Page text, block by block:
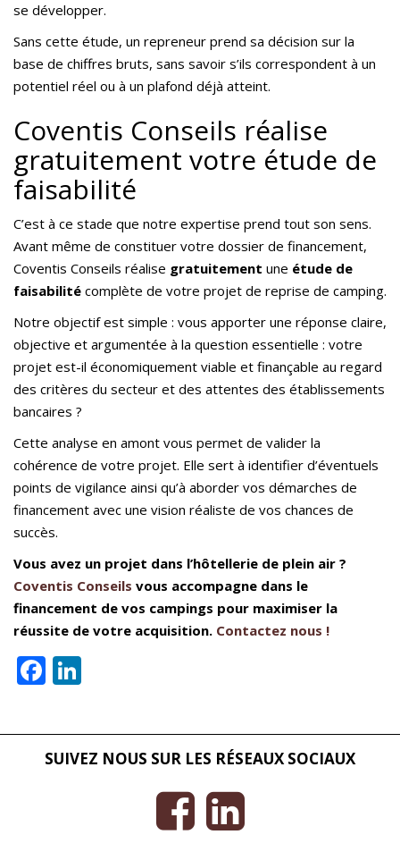
se développer.
Sans cette étude, un repreneur prend sa décision sur la
base de chiffres bruts, sans savoir s’ils correspondent à un
potentiel réel ou à un plafond déjà atteint.
Coventis Conseils réalise
gratuitement votre étude de
faisabilité
C’est à ce stade que notre expertise prend tout son sens.
Avant même de constituer votre dossier de financement,
Coventis Conseils réalise gratuitement une étude de
faisabilité complète de votre projet de reprise de camping.
Notre objectif est simple : vous apporter une réponse claire,
objective et argumentée à la question essentielle : votre
projet est-il économiquement viable et finançable au regard
des critères du secteur et des attentes des établissements
bancaires ?
Cette analyse en amont vous permet de valider la
cohérence de votre projet. Elle sert à identifier d’éventuels
points de vigilance ainsi qu’à aborder vos démarches de
financement avec une vision réaliste de vos chances de
succès.
Vous avez un projet dans l’hôtellerie de plein air ?
Coventis Conseils vous accompagne dans le
financement de vos campings pour maximiser la
réussite de votre acquisition. Contactez nous !
Facebook
SUIVEZ NOUS SUR LES RÉSEAUX SOCIAUX